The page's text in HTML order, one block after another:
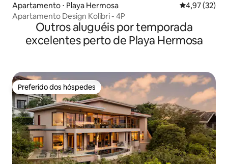
Apartamento ⋅ Playa Hermosa 4,97 de uma
4,97 (32)
Apartamento Design Kolibri - 4P
Outros aluguéis por temporada
excelentes perto de Playa Hermosa
Preferido dos hóspedes
Preferido dos hóspedes